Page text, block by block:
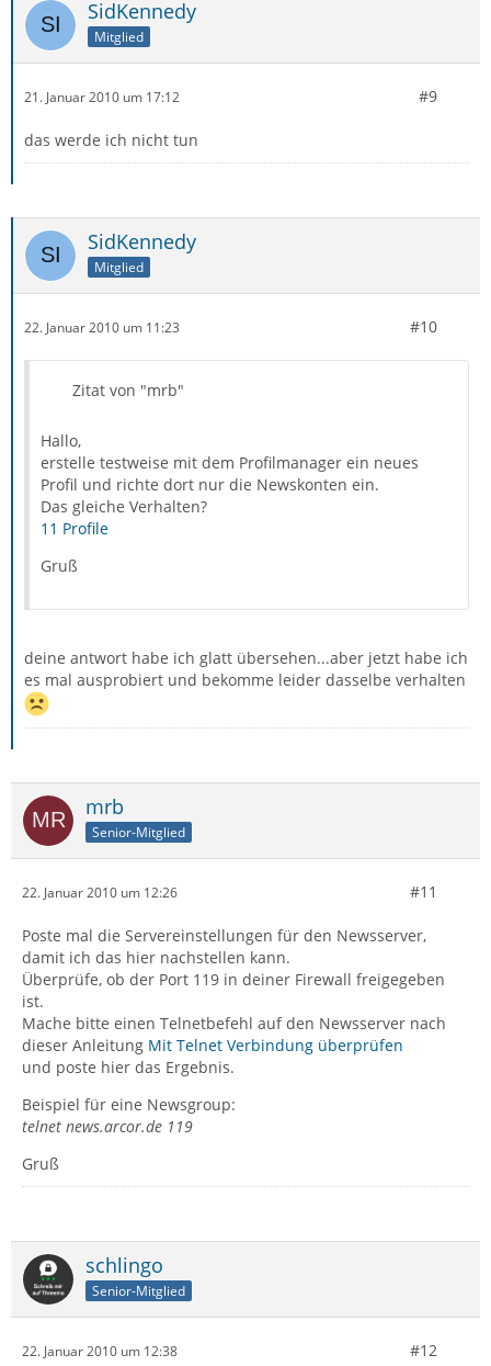
SidKennedy
Mitglied
21. Januar 2010 um 17:12 #9
das werde ich nicht tun
SidKennedy
Mitglied
22. Januar 2010 um 11:23 #10
Zitat von "mrb"
Hallo,
erstelle testweise mit dem Profilmanager ein neues
Profil und richte dort nur die Newskonten ein.
Das gleiche Verhalten?
11 Profile
Gruß
deine antwort habe ich glatt übersehen...aber jetzt habe ich
es mal ausprobiert und bekomme leider dasselbe verhalten
mrb
Senior-Mitglied
22. Januar 2010 um 12:26 #11
Poste mal die Servereinstellungen für den Newsserver,
damit ich das hier nachstellen kann.
Überprüfe, ob der Port 119 in deiner Firewall freigegeben
ist.
Mache bitte einen Telnetbefehl auf den Newsserver nach
dieser Anleitung Mit Telnet Verbindung überprüfen
und poste hier das Ergebnis.
Beispiel für eine Newsgroup:
telnet news.arcor.de 119
Gruß
schlingo
Senior-Mitglied
22. Januar 2010 um 12:38 #12